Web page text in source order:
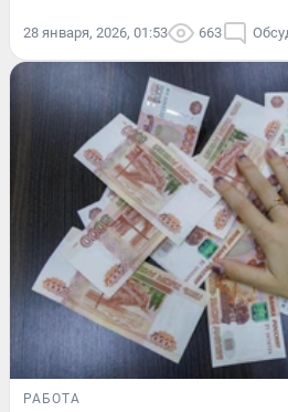
28 января, 2026, 01:53 663
РАБОТА